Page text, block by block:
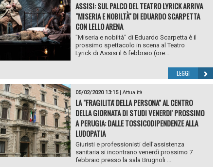
ASSISI: SUL PALCO DEL TEATRO LYRICK ARRIVA
"MISERIA E NOBILTÀ" DI EDUARDO SCARPETTA
CON LELLO ARENA
"Miseria e nobiltà" di Eduardo Scarpetta è il
prossimo spettacolo in scena al Teatro
Lyrick di Assisi il 6 febbraio (ore...
LEGGI
05/02/2020 13:15| Attualità
LA "FRAGILITA' DELLA PERSONA" AL CENTRO
DELLA GIORNATA DI STUDI VENERDI' PROSSIMO
A PERUGIA: DALLE TOSSICODIPENDENZE ALLA
LUDOPATIA
Giuristi e professionisti dell’assistenza
sanitaria si incontrano venerdì prossimo 7
febbraio presso la sala Brugnoli ...